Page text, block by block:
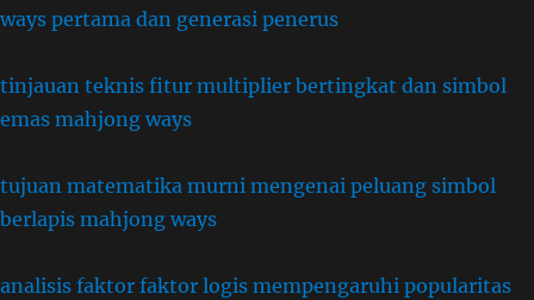
ways pertama dan generasi penerus
tinjauan teknis fitur multiplier bertingkat dan simbol
emas mahjong ways
tujuan matematika murni mengenai peluang simbol
berlapis mahjong ways
analisis faktor faktor logis mempengaruhi popularitas